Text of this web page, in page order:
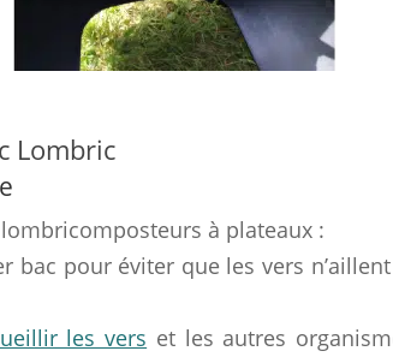
Lombric
à plateaux :
bac pour éviter que les vers
les vers et les autres